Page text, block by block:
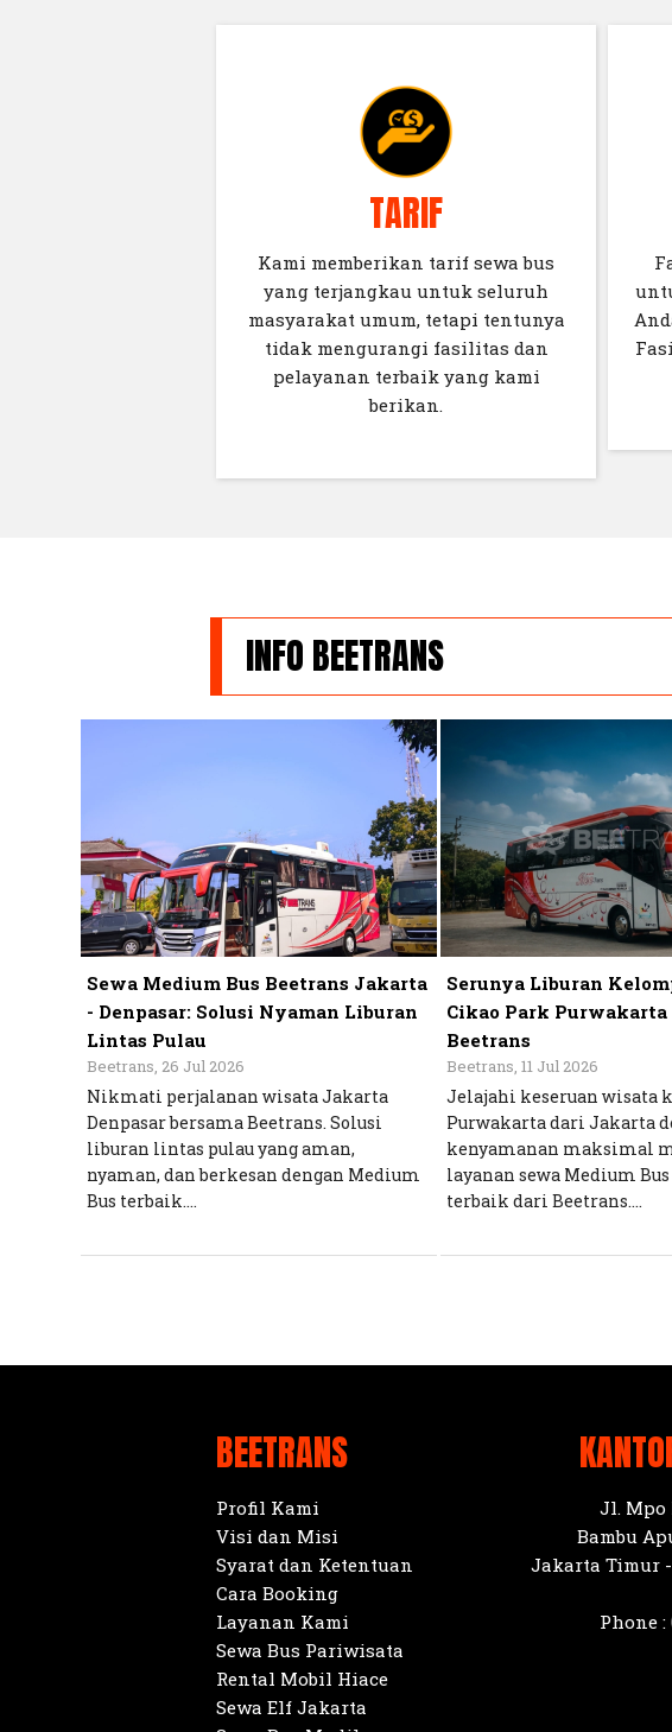
TARIF
Kami memberikan tarif sewa bus
yang terjangkau untuk seluruh
masyarakat umum, tetapi tentunya
tidak mengurangi fasilitas dan
pelayanan terbaik yang kami
berikan.
INFO BEETRANS
Sewa Medium Bus Beetrans Jakarta
- Denpasar: Solusi Nyaman Liburan
Lintas Pulau
Beetrans, 26 Jul 2026
Nikmati perjalanan wisata Jakarta
Denpasar bersama Beetrans. Solusi
liburan lintas pulau yang aman,
nyaman, dan berkesan dengan Medium
Bus terbaik....
Serunya Liburan
Cikao Park Purwakarta
Beetrans
Beetrans, 11 Jul 2026
Jelajahi keseruan wisata
Purwakarta dari Jakarta
kenyamanan maksimal
layanan sewa Medium Bus
terbaik dari Beetrans....
BEETRANS
Profil Kami
Visi dan Misi
Syarat dan Ketentuan
Cara Booking
Layanan Kami
Sewa Bus Pariwisata
Rental Mobil Hiace
Sewa Elf Jakarta
Jl. Mpo
Bambu
Jakarta Timur
Phone :